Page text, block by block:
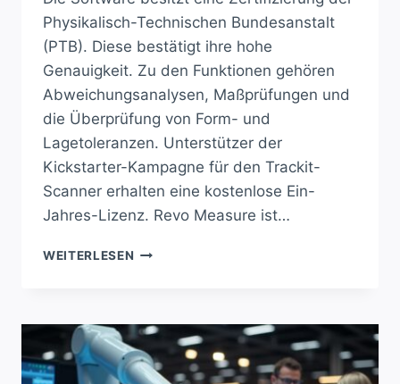
Physikalisch-Technischen Bundesanstalt
(PTB). Diese bestätigt ihre hohe
Genauigkeit. Zu den Funktionen gehören
Abweichungsanalysen, Maßprüfungen und
die Überprüfung von Form- und
Lagetoleranzen. Unterstützer der
Kickstarter-Kampagne für den Trackit-
Scanner erhalten eine kostenlose Ein-
Jahres-Lizenz. Revo Measure ist…
WEITERLESEN REVO
DEFINIERT